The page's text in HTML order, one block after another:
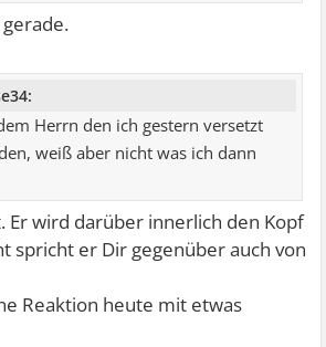
Herrn den ich gestern versetzt
weiß aber nicht was ich dann
Er wird darüber innerlich den Kopf
spricht er Dir gegenüber auch von
Reaktion heute mit etwas